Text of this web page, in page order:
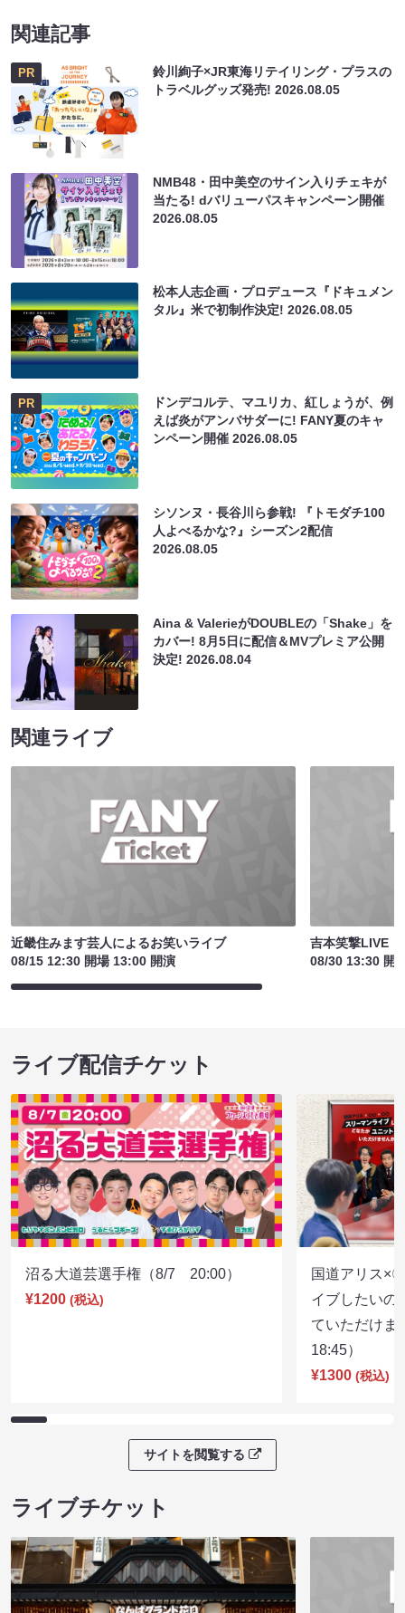
関連記事
PR
鈴川絢子×JR東海リテイリング・プラスの
トラベルグッズ発売!2026.08.05
NMB48・田中美空のサイン入りチェキが
当たる! dバリューパスキャンペーン開催
2026.08.05
松本人志企画・プロデュース『ドキュメン
タル』米で初制作決定!2026.08.05
PR
ドンデコルテ、マユリカ、紅しょうが、例
えば炎がアンバサダーに! FANY夏のキャ
ンペーン開催2026.08.05
シソンヌ・長谷川ら参戦! 『トモダチ100
人よべるかな?』シーズン2配信
2026.08.05
Aina & ValerieがDOUBLEの「Shake」を
カバー! 8月5日に配信＆MVプレミア公開
決定!2026.08.04
関連ライブ
近畿住みます芸人によるお笑いライブ
08/15 12:30 開場 13:00 開演
吉本笑撃LIVE
08/30 13:30 開
ライブ配信チケット
沼る大道芸選手権（8/7 20:00）
¥1200 (税込)
国道アリス×
イブしたいの
ていただけ
18:45）
¥1300 (税込)
サイトを閲覧する
ライブチケット